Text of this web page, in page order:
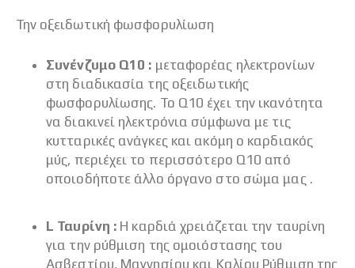
Την οξειδωτική φωσφορυλίωση
Συνένζυμο Q10 : μεταφορέας ηλεκτρονίων
στη διαδικασία της οξειδωτικής
φωσφορυλίωσης. Το Q10 έχει την ικανότητα
να διακινεί ηλεκτρόνια σύμφωνα με τις
κυτταρικές ανάγκες και ακόμη ο καρδιακός
μύς, περιέχει το περισσότερο Q10 από
οποιοδήποτε άλλο όργανο στο σώμα μας .
L Ταυρίνη : Η καρδιά χρειάζεται την ταυρίνη
για την ρύθμιση της ομοιόστασης του
Ασβεστίου, Μαγνησίου και Καλίου Ρύθμιση της